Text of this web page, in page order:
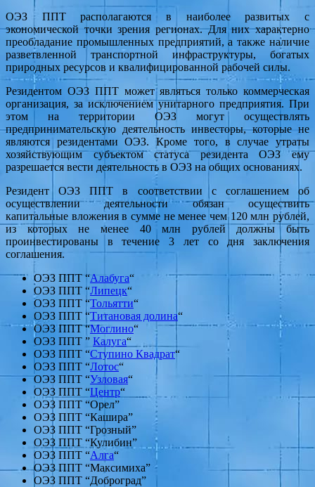
ОЭЗ ППТ располагаются в наиболее развитых с
экономической точки зрения регионах. Для них характерно
преобладание промышленных предприятий, а также наличие
разветвленной транспортной инфраструктуры, богатых
природных ресурсов и квалифицированной рабочей силы.
Резидентом ОЭЗ ППТ может являться только коммерческая
организация, за исключением унитарного предприятия. При
этом на территории ОЭЗ могут осуществлять
предпринимательскую деятельность инвесторы, которые не
являются резидентами ОЭЗ. Кроме того, в случае утраты
хозяйствующим субъектом статуса резидента ОЭЗ ему
разрешается вести деятельность в ОЭЗ на общих основаниях.
Резидент ОЭЗ ППТ в соответствии с соглашением об
осуществлении деятельности обязан осуществить
капитальные вложения в сумме не менее чем 120 млн рублей,
из которых не менее 40 млн рублей должны быть
проинвестированы в течение 3 лет со дня заключения
соглашения.
ОЭЗ ППТ “Алабуга“
ОЭЗ ППТ “Липецк“
ОЭЗ ППТ “Тольятти“
ОЭЗ ППТ “Титановая долина“
ОЭЗ ППТ “Моглино“
ОЭЗ ППТ ” Калуга“
ОЭЗ ППТ “Ступино Квадрат“
ОЭЗ ППТ “Лотос“
ОЭЗ ППТ “Узловая“
ОЭЗ ППТ “Центр“
ОЭЗ ППТ “Орел”
ОЭЗ ППТ “Кашира”
ОЭЗ ППТ “Грозный”
ОЭЗ ППТ “Кулибин”
ОЭЗ ППТ “Алга“
ОЭЗ ППТ “Максимиха”
ОЭЗ ППТ “Доброград”